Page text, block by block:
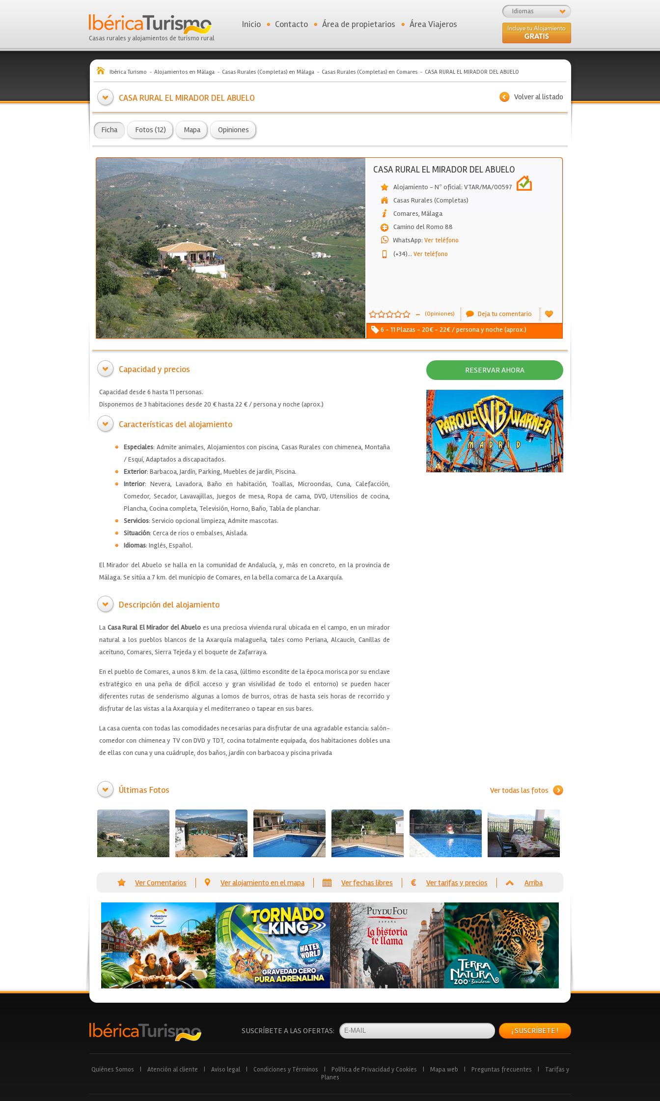
Casas rurales y alojamientos de turismo rural
Idiomas
Inicio Contacto Área de propietarios Área Viajeros
Ibérica Turismo Alojamientos en Málaga Casas Rurales (Completas) en Málaga Casas Rurales (Completas) en Comares CASA RURAL EL MIRADOR DEL ABUELO
Volver al listado
CASA RURAL EL MIRADOR DEL ABUELO
Ficha Fotos (12) Mapa Opiniones
CASA RURAL EL MIRADOR DEL ABUELO
Alojamiento - Nº oficial: VTAR/MA/00597
Casas Rurales (Completas)
Comares, Málaga
Camino del Romo 88
WhatsApp: Ver teléfono
(+34)... Ver teléfono
- (Opiniones)
Deja tu comentario
6 - 11 Plazas - 20€ - 22€ / persona y noche (aprox.)
Capacidad y precios
Capacidad desde 6 hasta 11 personas.
Disponemos de 3 habitaciones desde 20 € hasta 22 € / persona y noche (aprox.)
Características del alojamiento
Especiales: Admite animales, Alojamientos con piscina, Casas Rurales con chimenea, Montaña
/ Esquí, Adaptados a discapacitados.
Exterior: Barbacoa, Jardín, Parking, Muebles de jardín, Piscina.
Interior: Nevera, Lavadora, Baño en habitación, Toallas, Microondas, Cuna, Calefacción,
Comedor, Secador, Lavavajillas, Juegos de mesa, Ropa de cama, DVD, Utensilios de cocina,
Plancha, Cocina completa, Televisión, Horno, Baño, Tabla de planchar.
Servicios: Servicio opcional limpieza, Admite mascotas.
Situación: Cerca de rios o embalses, Aislada.
Idiomas: Inglés, Español.
El Mirador del Abuelo se halla en la comunidad de Andalucía, y, más en concreto, en la provincia de
Málaga. Se sitúa a 7 km. del municipio de Comares, en la bella comarca de La Axarquía.
Descripción del alojamiento
La Casa Rural El Mirador del Abuelo es una preciosa vivienda rural ubicada en el campo, en un mirador
natural a los pueblos blancos de la Axarquía malagueña, tales como Periana, Alcaucín, Canillas de
aceituno, Comares, Sierra Tejeda y el boquete de Zafarraya.
En el pueblo de Comares, a unos 8 km. de la casa, (último escondite de la época morisca por su enclave
estratégico en una peña de dificil acceso y gran visivilidad de todo el entorno) se pueden hacer
diferentes rutas de senderismo algunas a lomos de burros, otras de hasta seis horas de recorrido y
disfrutar de las vistas a la Axarquia y el mediterraneo o tapear en sus bares.
La casa cuenta con todas las comodidades necesarias para disfrutar de una agradable estancia: salón-
comedor con chimenea y TV con DVD y TDT, cocina totalmente equipada, dos habitaciones dobles una
de ellas con cuna y una cuádruple, dos baños, jardín con barbacoa y piscina privada
RESERVAR AHORA
Ver todas las fotos
Últimas Fotos
Ver Comentarios Ver alojamiento en el mapa Ver fechas libres Ver tarifas y precios Arriba
SUSCRÍBETE A LAS OFERTAS: ¡ SUSCRÍBETE !
Quiénes Somos Atención al cliente Aviso legal Condiciones y Términos Política de Privacidad y Cookies Mapa web Preguntas frecuentes
Tarifas y
Planes